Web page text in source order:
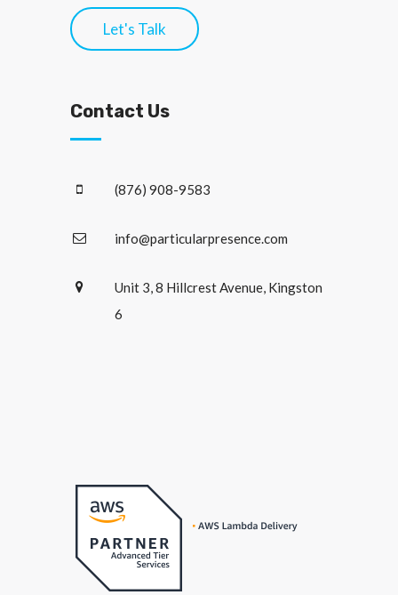
Let's Talk
Contact Us
(876) 908-9583
info@particularpresence.com
Unit 3, 8 Hillcrest Avenue, Kingston
6